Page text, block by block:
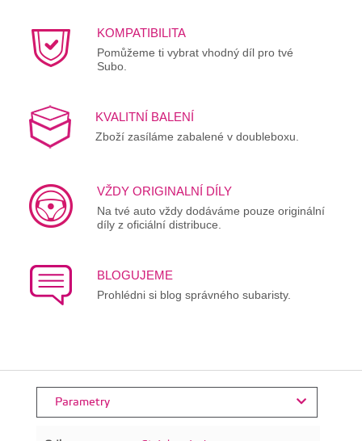
KOMPATIBILITA
Pomůžeme ti vybrat vhodný díl pro tvé
Subo.
KVALITNÍ BALENÍ
Zboží zasíláme zabalené v doubleboxu.
VŽDY ORIGINALNÍ DÍLY
Na tvé auto vždy dodáváme pouze originální
díly z oficiální distribuce.
BLOGUJEME
Prohlédni si blog správného subaristy.
Parametry